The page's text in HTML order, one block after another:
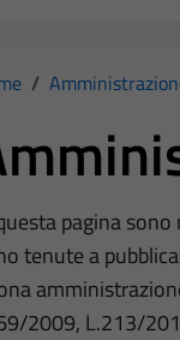
/
pagina
tenute a
2009, L.213/